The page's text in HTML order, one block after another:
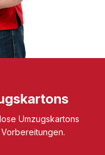
Umzugskartons